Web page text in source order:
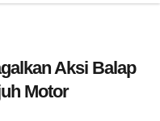
Aksi Balap
Motor